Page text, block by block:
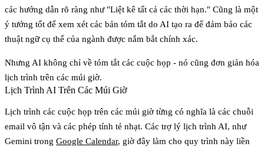
các hướng dẫn rõ ràng như "Liệt kê tất cả các thời hạn." Cũng là một
ý tưởng tốt để xem xét các bản tóm tắt do AI tạo ra để đảm bảo các
thuật ngữ cụ thể của ngành được nắm bắt chính xác.
Nhưng AI không chỉ về tóm tắt các cuộc họp - nó cũng đơn giản hóa
lịch trình trên các múi giờ.
Lịch Trình AI Trên Các Múi Giờ
Lịch trình các cuộc họp trên các múi giờ từng có nghĩa là các chuỗi
email vô tận và các phép tính tẻ nhạt. Các trợ lý lịch trình AI, như
Gemini trong Google Calendar, giờ đây làm cho quy trình này liền